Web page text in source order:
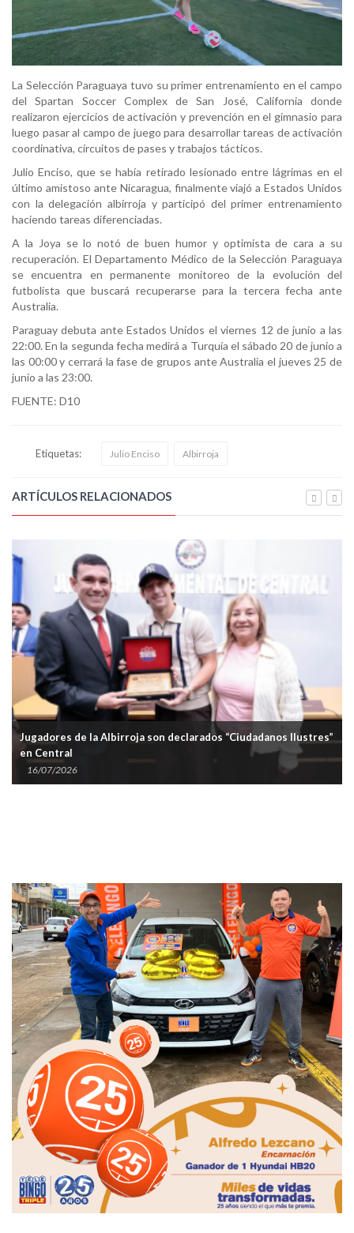
La Selección Paraguaya tuvo su primer entrenamiento en el campo
del Spartan Soccer Complex de San José, California donde
realizaron ejercicios de activación y prevención en el gimnasio para
luego pasar al campo de juego para desarrollar tareas de activación
coordinativa, circuitos de pases y trabajos tácticos.
Julio Enciso, que se había retirado lesionado entre lágrimas en el
último amistoso ante Nicaragua, finalmente viajó a Estados Unidos
con la delegación albirroja y participó del primer entrenamiento
haciendo tareas diferenciadas.
A la Joya se lo notó de buen humor y optimista de cara a su
recuperación. El Departamento Médico de la Selección Paraguaya
se encuentra en permanente monitoreo de la evolución del
futbolista que buscará recuperarse para la tercera fecha ante
Australia.
Paraguay debuta ante Estados Unidos el viernes 12 de junio a las
22:00. En la segunda fecha medirá a Turquía el sábado 20 de junio a
las 00:00 y cerrará la fase de grupos ante Australia el jueves 25 de
junio a las 23:00.
FUENTE: D10
Etiquetas: Julio Enciso Albirroja
ARTÍCULOS RELACIONADOS
Jugadores de la Albirroja son declarados “Ciudadanos Ilustres”
en Central
16/07/2026